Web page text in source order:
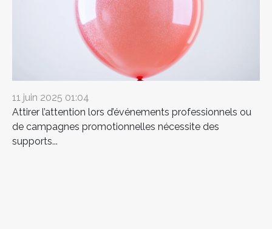
11 juin 2025 01:04
Attirer l’attention lors d’événements professionnels ou
de campagnes promotionnelles nécessite des
supports...